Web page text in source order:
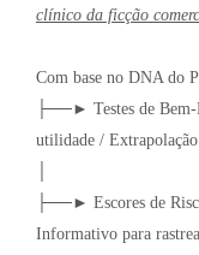
clínico da ficção
Com base no DNA do
├──► Testes de
utilidade /
├──► Escores de
Informativo para